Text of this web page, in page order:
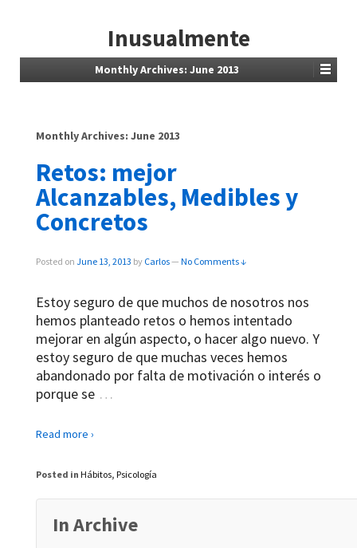
Inusualmente
Monthly Archives: June 2013
Monthly Archives: June 2013
Retos: mejor
Alcanzables, Medibles y
Concretos
Posted on June 13, 2013 by Carlos— No Comments ↓
Estoy seguro de que muchos de nosotros nos
hemos planteado retos o hemos intentado
mejorar en algún aspecto, o hacer algo nuevo. Y
estoy seguro de que muchas veces hemos
abandonado por falta de motivación o interés o
porque se …
Read more ›
Posted in Hábitos, Psicología
In Archive